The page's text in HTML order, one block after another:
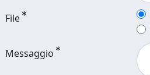
File
Messaggio